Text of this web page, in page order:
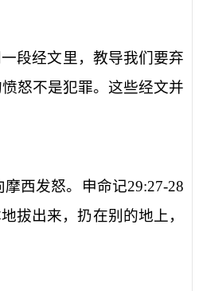
段经文里，教导我们要弃
怒不是犯罪。这些经文并
摩西发怒。申命记29:27-28
拔出来，扔在别的地上，